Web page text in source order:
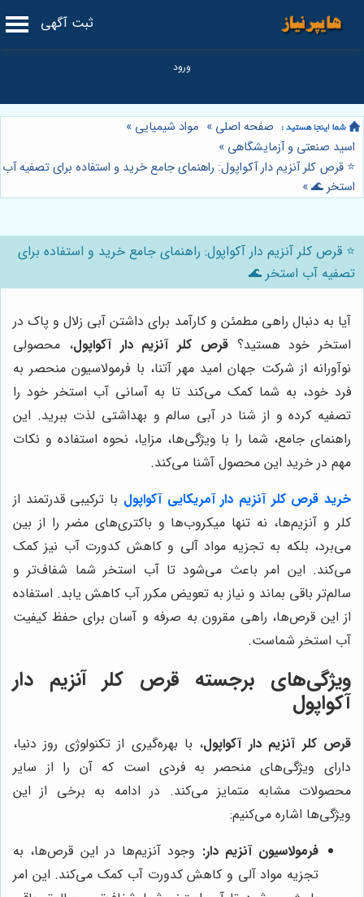
ثبت آگهی
صفحه اصلی » مواد شیمیایی »
اسید صنعتی و آزمایشگاهی »
⭐️ قرص کلر آنزیم دار آکواپول: راهنمای جامع خرید و استفاده برای تصفیه آب
استخر 🌊»
⭐️ قرص کلر آنزیم دار آکواپول: راهنمای جامع خرید و استفاده برای
تصفیه آب استخر 🌊
آیا به دنبال راهی مطمئن و کارآمد برای داشتن آبی زلال و پاک در
استخر خود هستید؟قرص کلر آنزیم دار آکواپول، محصولی
نوآورانه از شرکت جهان امید مهر آتنا، با فرمولاسیون منحصر به
فرد خود، به شما کمک می‌کند تا به آسانی آب استخر خود را
تصفیه کرده و از شنا در آبی سالم و بهداشتی لذت ببرید. این
راهنمای جامع، شما را با ویژگی‌ها، مزایا، نحوه استفاده و نکات
مهم در خرید این محصول آشنا می‌کند.
خرید قرص کلر آنزیم دار آمریکایی آکواپول با ترکیبی قدرتمند از
کلر و آنزیم‌ها، نه تنها میکروب‌ها و باکتری‌های مضر را از بین
می‌برد، بلکه به تجزیه مواد آلی و کاهش کدورت آب نیز کمک
می‌کند. این امر باعث می‌شود تا آب استخر شما شفاف‌تر و
سالم‌تر باقی بماند و نیاز به تعویض مکرر آب کاهش یابد. استفاده
از این قرص‌ها، راهی مقرون به صرفه و آسان برای حفظ کیفیت
آب استخر شماست.
ویژگی‌های برجسته قرص کلر آنزیم دار
آکواپول
قرص کلر آنزیم دار آکواپول، با بهره‌گیری از تکنولوژی روز دنیا،
دارای ویژگی‌های منحصر به فردی است که آن را از سایر
محصولات مشابه متمایز می‌کند. در ادامه به برخی از این
ویژگی‌ها اشاره می‌کنیم:
فرمولاسیون آنزیم دار: وجود آنزیم‌ها در این قرص‌ها، به
تجزیه مواد آلی و کاهش کدورت آب کمک می‌کند. این امر